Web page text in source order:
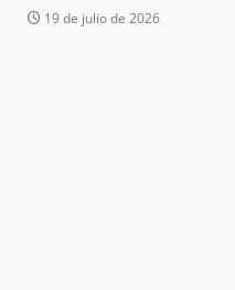
19 de julio de 2026